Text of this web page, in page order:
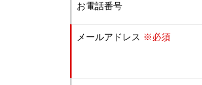
お電話番号
メールアドレス ※必須